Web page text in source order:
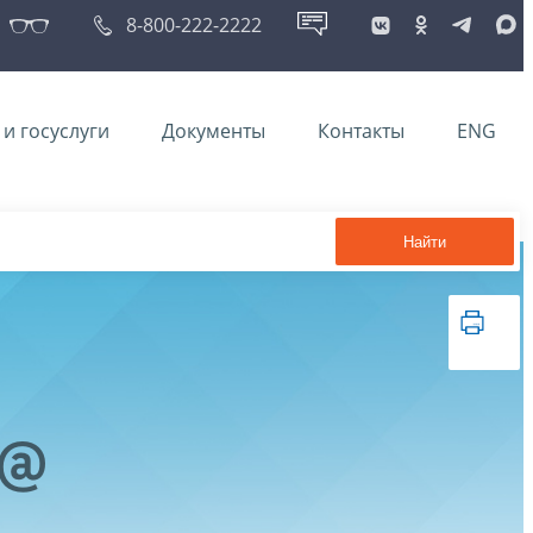
8-800-222-2222
госуслуги Документы Контакты ENG
Найти